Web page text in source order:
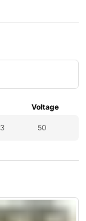
Voltage
3 50